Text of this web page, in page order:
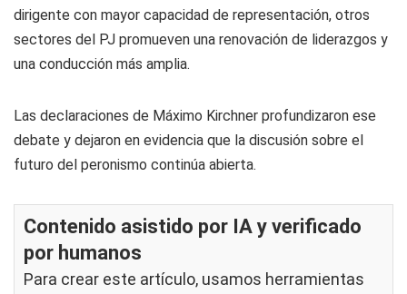
dirigente con mayor capacidad de representación, otros
sectores del PJ promueven una renovación de liderazgos y
una conducción más amplia.
Las declaraciones de Máximo Kirchner profundizaron ese
debate y dejaron en evidencia que la discusión sobre el
futuro del peronismo continúa abierta.
Contenido asistido por IA y verificado
por humanos
Para crear este artículo, usamos herramientas